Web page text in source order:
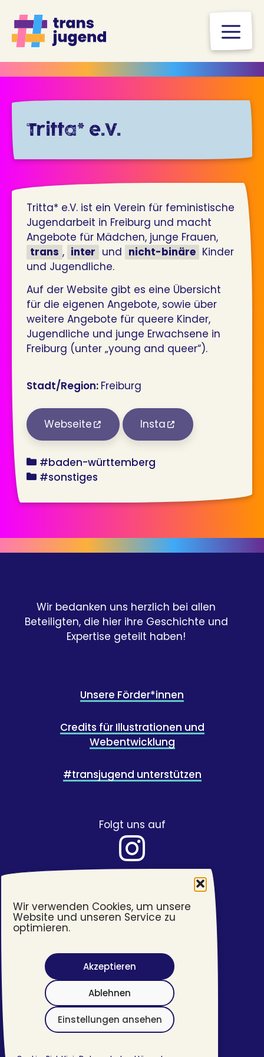
Wir verwenden Cookies, um unsere
Website und unseren Service zu
optimieren.
Akzeptieren
Ablehnen
Einstellungen ansehen
Inhalt
springen
Tritta* e.V.
Tritta* e.V. ist ein Verein für feministische
Jugendarbeit in Freiburg und macht
Angebote für Mädchen, junge Frauen,
trans , inter und nicht-binäre Kinder
und Jugendliche.
Auf der Website gibt es eine Übersicht
für die eigenen Angebote, sowie über
weitere Angebote für queere Kinder,
Jugendliche und junge Erwachsene in
Freiburg (unter „young and queer“).
Stadt/Region: Freiburg
Webseite Insta
bundesland
#baden-württemberg
angebot
#sonstiges
Wir bedanken uns herzlich bei allen
Beteiligten, die hier ihre Geschichte und
Expertise geteilt haben!
Unsere Förder*innen
Credits für Illustrationen und
Webentwicklung
#transjugend unterstützen
Folgt uns auf
Barrierefreiheit
Impressum
Datenschutzerklärung